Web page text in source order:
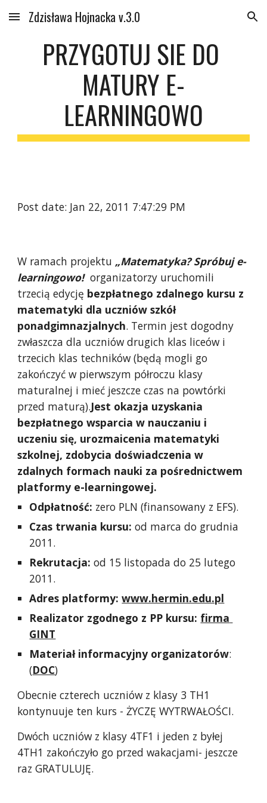
Skip to main content Skip to navigation
Zdzisława Hojnacka v.3.0
PRZYGOTUJ SIE DO
MATURY E-
LEARNINGOWO
Post date: Jan 22, 2011 7:47:29 PM
W ramach projektu „Matematyka? Spróbuj e-
learningowo!
  organizatorzy uruchomili
trzecią edycję bezpłatnego zdalnego kursu z
matematyki dla uczniów szkół
ponadgimnazjalnych. Termin jest dogodny
zwłaszcza dla uczniów drugich klas liceów i
trzecich klas techników (będą mogli go
zakończyć w pierwszym półroczu klasy
maturalnej i mieć jeszcze czas na powtórki
przed maturą).Jest okazja uzyskania
bezpłatnego wsparcia w nauczaniu i
uczeniu się, urozmaicenia matematyki
szkolnej, zdobycia doświadczenia w
zdalnych formach nauki za pośrednictwem
platformy e-learningowej.
Odpłatność: zero PLN (finansowany z EFS).
Czas trwania kursu: od marca do grudnia
2011.
Rekrutacja: od 15 listopada do 25 lutego
2011.
Adres platformy: www.hermin.edu.pl
Realizator zgodnego z PP kursu: firma
GINT
Materiał informacyjny organizatorów:
(DOC)
Obecnie czterech uczniów z klasy 3 TH1
kontynuuje ten kurs - ŻYCZĘ WYTRWAŁOŚCI.
Dwóch uczniów z klasy 4TF1 i jeden z byłej
4TH1 zakończyło go przed wakacjami- jeszcze
raz GRATULUJĘ.